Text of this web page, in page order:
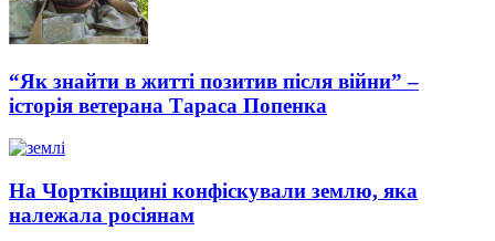
“Як знайти в житті позитив після війни” –
історія ветерана Тараса Попенка
На Чортківщині конфіскували землю, яка
належала росіянам